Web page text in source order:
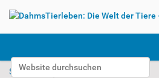
Website durchsuchen
k
Startseite Impressum